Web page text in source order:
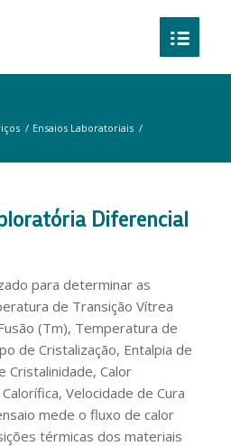
/ Ensaios Laboratoriais /
Diferencial
para determinar as
de Transição Vítrea
(Tm), Temperatura de
de Cristalização, Entalpia de
Cristalinidade, Calor
Velocidade de Cura
mede o fluxo de calor
térmicas dos materiais